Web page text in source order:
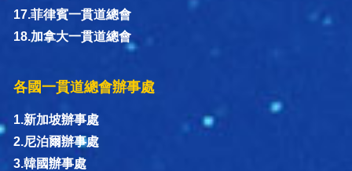
17.菲律賓一貫道總會
18.加拿大一貫道總會
各國一貫道總會辦事處
1.新加坡辦事處
2.尼泊爾辦事處
3.韓國辦事處